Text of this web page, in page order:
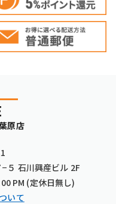
原店
５ 石川興産ビル 2F
PM (定休日無し)
いて